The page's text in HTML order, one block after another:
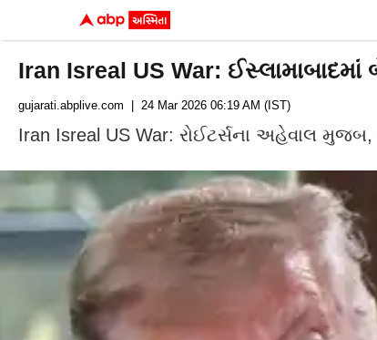
Iran Isreal US War:
gujarati.abplive.com | 24 Mar 2026 06:19 AM (IST)
Iran Isreal US War: રોઈટર્સના અહેવાલ